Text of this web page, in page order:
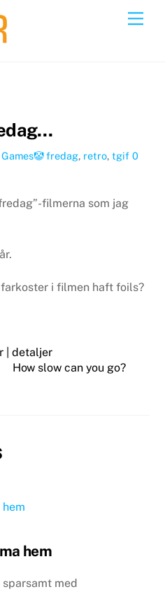
fredag, retro, tgif 0
filmerna som jag
i filmen haft foils?
| detaljer
How slow can you go?
hem
med